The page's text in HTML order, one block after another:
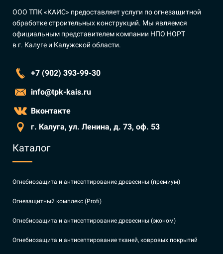
ООО ТПК «КАИС» предоставляет услуги по огнезащитной
обработке строительных конструкций. Мы являемся
официальным представителем компании НПО НОРТ
в г. Калуге и Калужской области.
+7 (902) 393-99-30
info@tpk-kais.ru
Вконтакте
г. Калуга, ул. Ленина, д. 73, оф. 53
Каталог
Огнебиозащита и антисептирование древесины (премиум)
Огнезащитный комплекс (Profi)
Огнебиозащита и антисептирование древесины (эконом)
Огнебиозащита и антисептирование тканей, ковровых покрытий